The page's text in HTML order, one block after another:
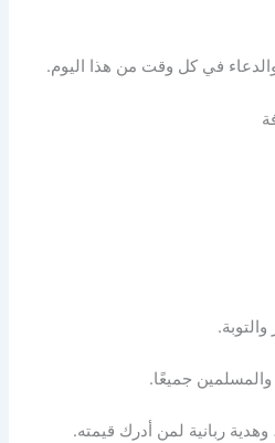
في كل وقت من هذا اليوم.
جميعًا.
ربانية لمن أدرك قيمته.